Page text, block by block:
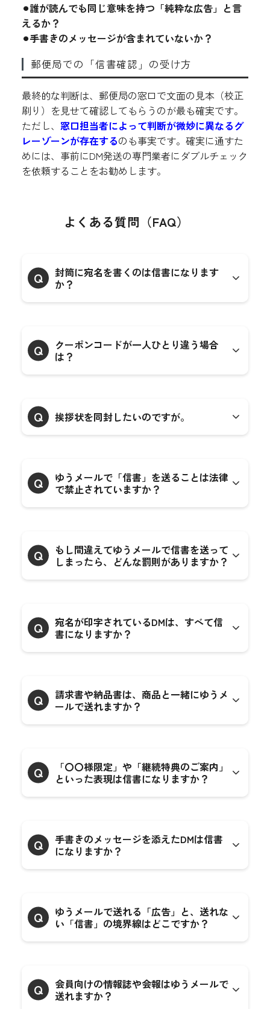
⚫︎誰が読んでも同じ意味を持つ「純粋な広告」と言
えるか？
⚫︎手書きのメッセージが含まれていないか？
郵便局での「信書確認」の受け方
最終的な判断は、郵便局の窓口で文面の見本（校正
刷り）を見せて確認してもらうのが最も確実です。
ただし、 窓口担当者によって判断が微妙に異なるグ
レーゾーンが存在するのも事実です。確実に通すた
めには、事前にDM発送の専門業者にダブルチェック
を依頼することをお勧めします。
よくある質問（FAQ）
Q
封筒に宛名を書くのは信書になります
か？
Q
クーポンコードが一人ひとり違う場合
は？
Q 挨拶状を同封したいのですが。
Q
ゆうメールで「信書」を送ることは法律
で禁止されていますか？
Q
もし間違えてゆうメールで信書を送って
しまったら、どんな罰則がありますか？
Q
宛名が印字されているDMは、すべて信
書になりますか？
Q
請求書や納品書は、商品と一緒にゆうメ
ールで送れますか？
Q
「〇〇様限定」や「継続特典のご案内」
といった表現は信書になりますか？
Q
手書きのメッセージを添えたDMは信書
になりますか？
Q
ゆうメールで送れる「広告」と、送れな
い「信書」の境界線はどこですか？
Q
会員向けの情報誌や会報はゆうメールで
送れますか？